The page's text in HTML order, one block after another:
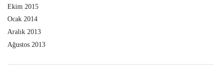
Ekim 2015
Ocak 2014
Aralık 2013
Ağustos 2013